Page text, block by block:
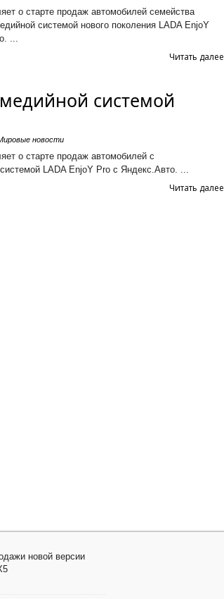
о старте продаж автомобилей семейства
системой нового поколения LADA EnjoY
...
Читать далее
системой
новости
о старте продаж автомобилей с
LADA EnjoY Pro с Яндекс.Авто. ...
Читать далее
новой версии